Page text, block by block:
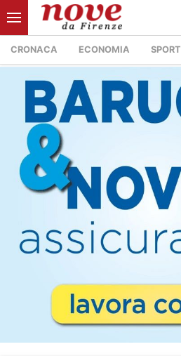
CRONACA ECONOMIA SPORT